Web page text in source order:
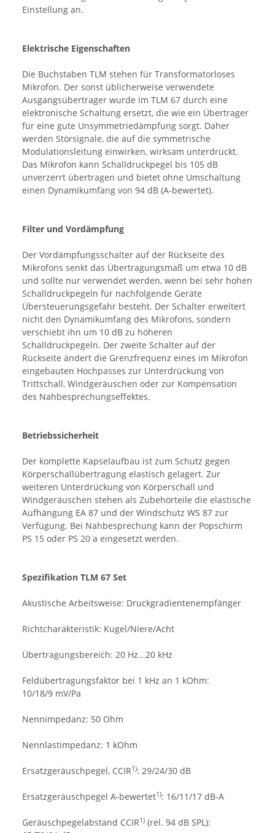
Einstellung an.
Elektrische Eigenschaften
Die Buchstaben TLM stehen für Transformatorloses
Mikrofon. Der sonst üblicherweise verwendete
Ausgangsübertrager wurde im TLM 67 durch eine
elektronische Schaltung ersetzt, die wie ein Übertrager
für eine gute Unsymmetriedämpfung sorgt. Daher
werden Störsignale, die auf die symmetrische
Modulationsleitung einwirken, wirksam unterdrückt.
Das Mikrofon kann Schalldruckpegel bis 105 dB
unverzerrt übertragen und bietet ohne Umschaltung
einen Dynamikumfang von 94 dB (A-bewertet).
Filter und Vordämpfung
Der Vordämpfungsschalter auf der Rückseite des
Mikrofons senkt das Übertragungsmaß um etwa 10 dB
und sollte nur verwendet werden, wenn bei sehr hohen
Schalldruckpegeln für nachfolgende Geräte
Übersteuerungsgefahr besteht. Der Schalter erweitert
nicht den Dynamikumfang des Mikrofons, sondern
verschiebt ihn um 10 dB zu höheren
Schalldruckpegeln. Der zweite Schalter auf der
Rückseite ändert die Grenzfrequenz eines im Mikrofon
eingebauten Hochpasses zur Unterdrückung von
Trittschall, Windgeräuschen oder zur Kompensation
des Nahbesprechungseffektes.
Betriebssicherheit
Der komplette Kapselaufbau ist zum Schutz gegen
Körperschallübertragung elastisch gelagert. Zur
weiteren Unterdrückung von Körperschall und
Windgeräuschen stehen als Zubehörteile die elastische
Aufhängung EA 87 und der Windschutz WS 87 zur
Verfügung. Bei Nahbesprechung kann der Popschirm
PS 15 oder PS 20 a eingesetzt werden.
Spezifikation TLM 67 Set
Akustische Arbeitsweise: Druckgradientenempfänger
Richtcharakteristik: Kugel/Niere/Acht
Übertragungsbereich: 20 Hz...20 kHz
Feldübertragungsfaktor bei 1 kHz an 1 kOhm:
10/18/9 mV/Pa
Nennimpedanz: 50 Ohm
Nennlastimpedanz: 1 kOhm
Ersatzgeräuschpegel, CCIR1): 29/24/30 dB
Ersatzgeräuschpegel A-bewertet1): 16/11/17 dB-A
Geräuschpegelabstand CCIR1) (rel. 94 dB SPL):